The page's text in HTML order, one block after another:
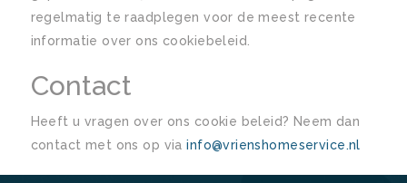
regelmatig te raadplegen voor de meest recente
informatie over ons cookiebeleid.
Contact
Heeft u vragen over ons cookie beleid? Neem dan
contact met ons op viainfo@vrienshomeservice.nl